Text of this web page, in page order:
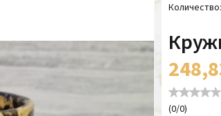
Количество
(0/0)